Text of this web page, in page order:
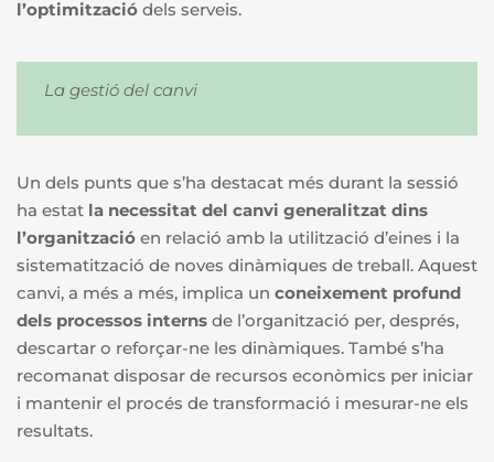
l’optimització dels serveis.
La gestió del canvi
Un dels punts que s’ha destacat més durant la sessió
ha estat la necessitat del canvi generalitzat dins
l’organització en relació amb la utilització d’eines i la
sistematització de noves dinàmiques de treball. Aquest
canvi, a més a més, implica un coneixement profund
dels processos interns de l’organització per, després,
descartar o reforçar-ne les dinàmiques. També s’ha
recomanat disposar de recursos econòmics per iniciar
i mantenir el procés de transformació i mesurar-ne els
resultats.